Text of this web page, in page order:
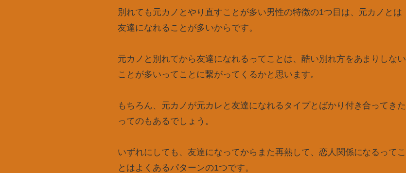
別れても元カノとやり直すことが多い男性の特徴の1つ目は、元カノとは
友達になれることが多いからです。
元カノと別れてから友達になれるってことは、酷い別れ方をあまりしない
ことが多いってことに繋がってくるかと思います。
もちろん、元カノが元カレと友達になれるタイプとばかり付き合ってきた
ってのもあるでしょう。
いずれにしても、友達になってからまた再熱して、恋人関係になるってこ
とはよくあるパターンの1つです。